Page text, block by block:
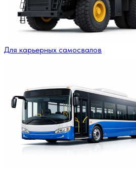
Для карьерных самосвалов